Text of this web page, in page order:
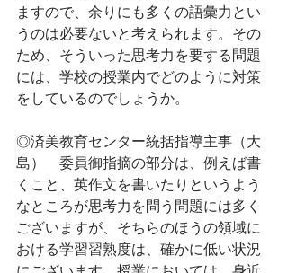
ますので、余りにも多くの語彙力とい
うのは必要ないと考えられます。その
ため、そういった思考力を要する問題
には、学校の授業内でどのように対策
をしているのでしょうか。
◎済美教育センター統括指導主事（大
島）　委員御指摘の部分は、例えば書
くこと、英作文を書いたりというよう
なところが思考力を問う問題には多く
ございますが、そちらのほうの領域に
おける学習習熟度は、確かに低い状況